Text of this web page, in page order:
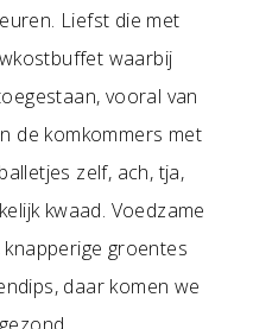
Liefst die met
waarbij
vooral van
de komkommers met
zelf, ach, tja,
kwaad. Voedzame
groentes
daar komen we